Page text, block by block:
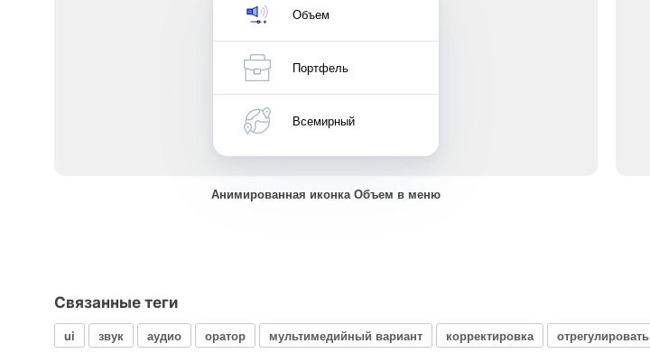
Объем
Портфель
Всемирный
Анимированная иконка Объем в меню
Связанные теги
ui звук аудио оратор мультимедийный вариант корректировка отрегулировать